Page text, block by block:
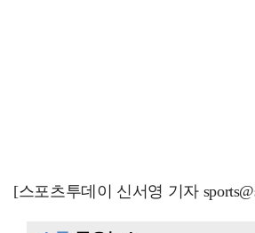
[스포츠투데이 신서영 기자